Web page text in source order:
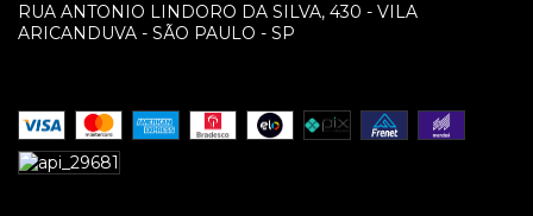
RUA ANTONIO LINDORO DA SILVA, 430 - VILA
ARICANDUVA - SÃO PAULO - SP